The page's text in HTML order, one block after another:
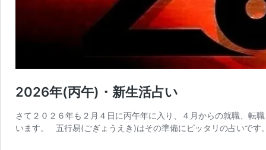
2026年(丙午)・新生活占い
さて２０２６年も２月４日に丙午年に入り、４月からの就職、転
います。 五行易(ごぎょうえき)はその準備にピッタリの占いで